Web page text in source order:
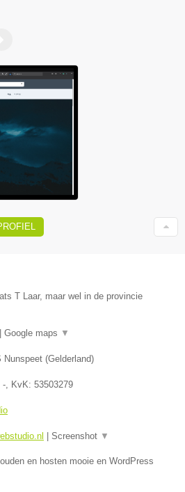
T Laar, maar wel in de provincie
Google maps ▼
Nunspeet (Gelderland)
-, KvK: 53503279
Screenshot ▼
en hosten mooie en WordPress